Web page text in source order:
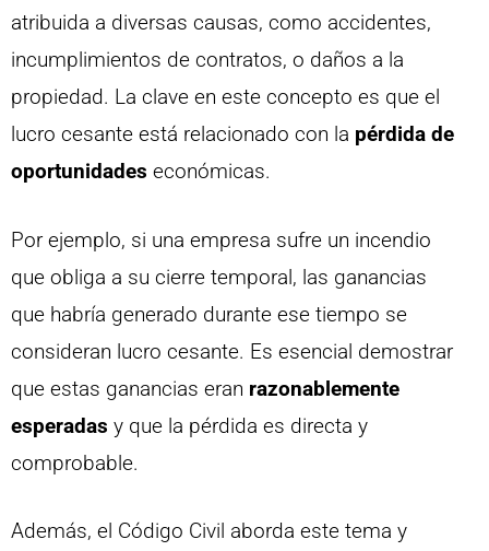
atribuida a diversas causas, como accidentes,
incumplimientos de contratos, o daños a la
propiedad. La clave en este concepto es que el
lucro cesante está relacionado con la pérdida de
oportunidades económicas.
Por ejemplo, si una empresa sufre un incendio
que obliga a su cierre temporal, las ganancias
que habría generado durante ese tiempo se
consideran lucro cesante. Es esencial demostrar
que estas ganancias eran razonablemente
esperadas y que la pérdida es directa y
comprobable.
Además, el Código Civil aborda este tema y